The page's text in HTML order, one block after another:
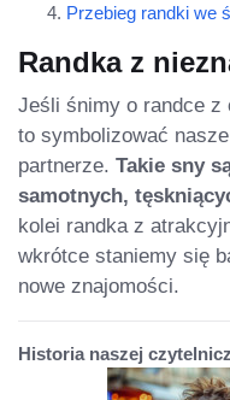
Przebieg randki we
Randka z
Jeśli śnimy o randce z
to symbolizować
partnerze. Takie sny
samotnych,
kolei randka z
wkrótce staniemy się
nowe znajomości.
Historia naszej